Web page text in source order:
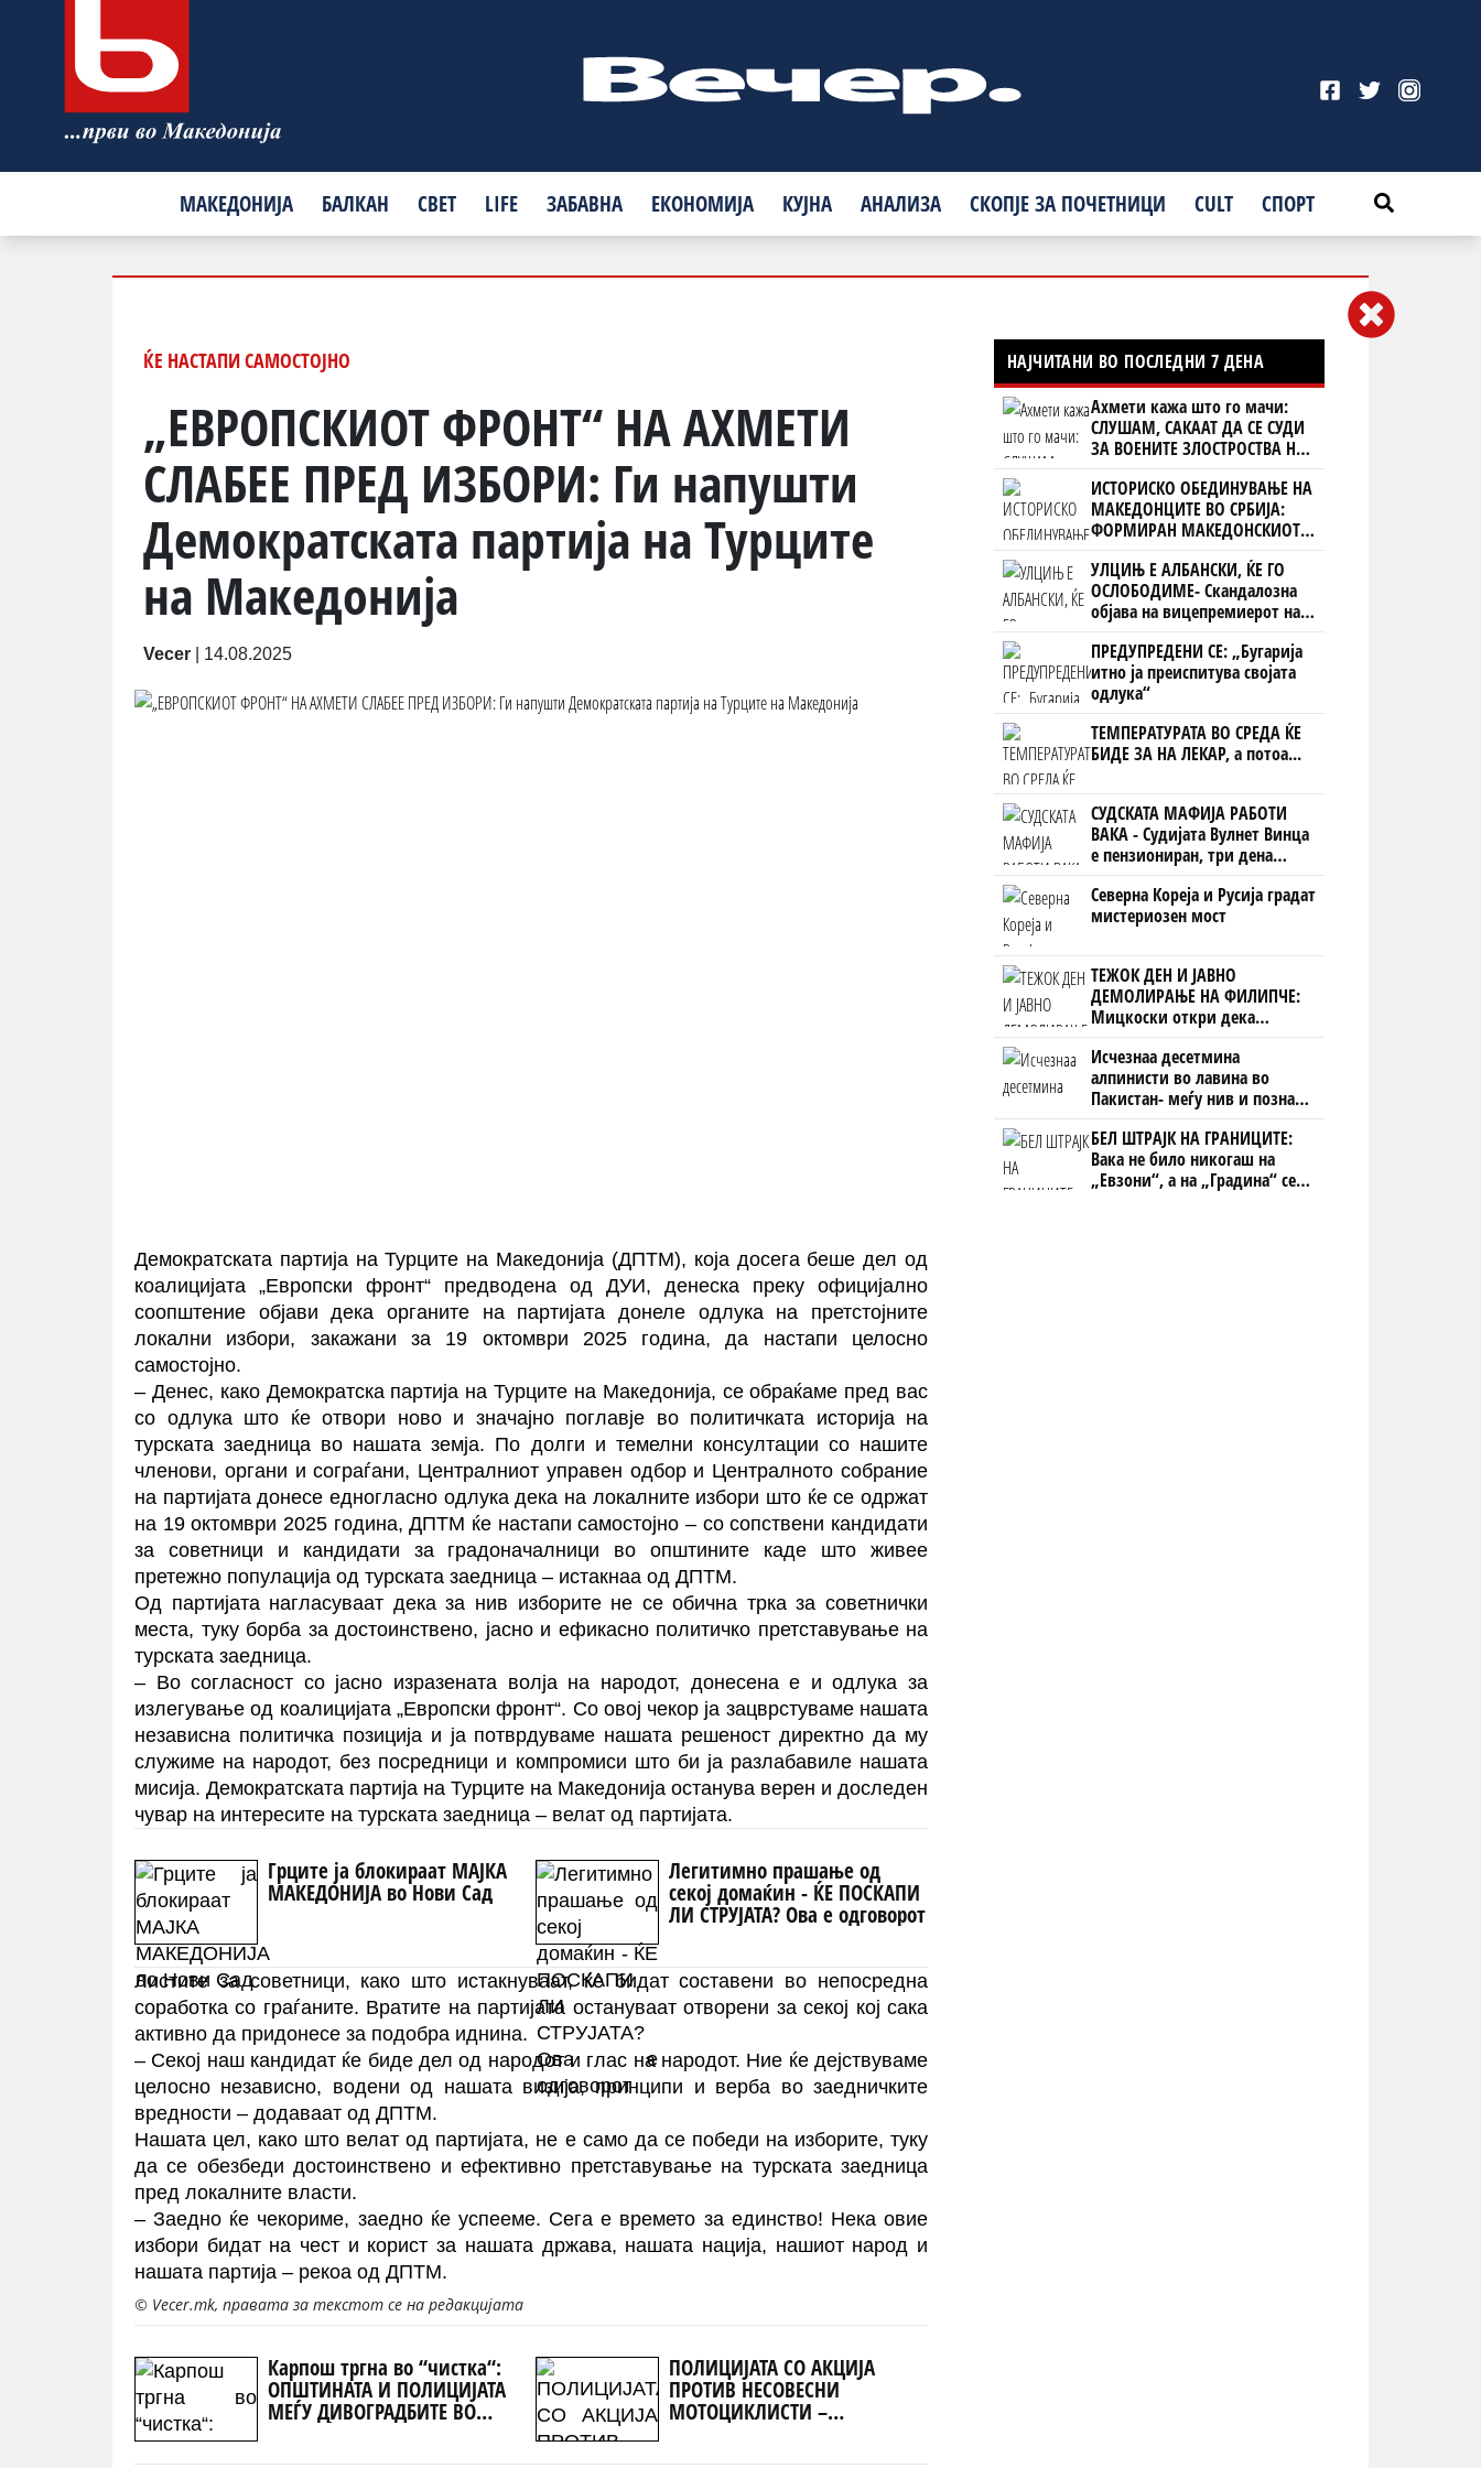
МАКЕДОНИЈА БАЛКАН СВЕТ LIFE ЗАБАВНА ЕКОНОМИЈА КУЈНА АНАЛИЗА СКОПЈЕ ЗА ПОЧЕТНИЦИ CULT СПОРТ
ЌЕ НАСТАПИ САМОСТОЈНО
„ЕВРОПСКИОТ ФРОНТ“ НА АХМЕТИ
СЛАБЕЕ ПРЕД ИЗБОРИ: Ги напушти
Демократската партија на Турците
на Македонија
Vecer 14.08.2025
Демократската партија на Турците на Македонија (ДПТМ), која досега беше дел од
коалицијата „Европски фронт“ предводена од ДУИ, денеска преку официјално
соопштение објави дека органите на партијата донеле одлука на претстојните
локални избори, закажани за 19 октомври 2025 година, да настапи целосно
самостојно.
– Денес, како Демократска партија на Турците на Македонија, се обраќаме пред вас
со одлука што ќе отвори ново и значајно поглавје во политичката историја на
турската заедница во нашата земја. По долги и темелни консултации со нашите
членови, органи и сограѓани, Централниот управен одбор и Централното собрание
на партијата донесе едногласно одлука дека на локалните избори што ќе се одржат
на 19 октомври 2025 година, ДПТМ ќе настапи самостојно – со сопствени кандидати
за советници и кандидати за градоначалници во општините каде што живее
претежно популација од турската заедница – истакнаа од ДПТМ.
Од партијата нагласуваат дека за нив изборите не се обична трка за советнички
места, туку борба за достоинствено, јасно и ефикасно политичко претставување на
турската заедница.
– Во согласност со јасно изразената волја на народот, донесена е и одлука за
излегување од коалицијата „Европски фронт“. Со овој чекор ја зацврстуваме нашата
независна политичка позиција и ја потврдуваме нашата решеност директно да му
служиме на народот, без посредници и компромиси што би ја разлабавиле нашата
мисија. Демократската партија на Турците на Македонија останува верен и доследен
чувар на интересите на турската заедница – велат од партијата.
Грците ја блокираат МАЈКА
МАКЕДОНИЈА во Нови Сад
Легитимно прашање од
секој домаќин - ЌЕ ПОСКАПИ
ЛИ СТРУЈАТА? Ова е одговорот
Листите за советници, како што истакнуваат, ќе бидат составени во непосредна
соработка со граѓаните. Вратите на партијата остануваат отворени за секој кој сака
активно да придонесе за подобра иднина.
– Секој наш кандидат ќе биде дел од народот и глас на народот. Ние ќе дејствуваме
целосно независно, водени од нашата визија, принципи и верба во заедничките
вредности – додаваат од ДПТМ.
Нашата цел, како што велат од партијата, не е само да се победи на изборите, туку
да се обезбеди достоинствено и ефективно претставување на турската заедница
пред локалните власти.
– Заедно ќе чекориме, заедно ќе успееме. Сега е времето за единство! Нека овие
избори бидат на чест и корист за нашата држава, нашата нација, нашиот народ и
нашата партија – рекоа од ДПТМ.
© Vecer.mk, правата за текстот се на редакцијата
Карпош тргна во “чистка“:
ОПШТИНАТА И ПОЛИЦИЈАТА
МЕЃУ ДИВОГРАДБИТЕ ВО
ЗЛОКУЌАНИ
ПОЛИЦИЈАТА СО АКЦИЈА
ПРОТИВ НЕСОВЕСНИ
МОТОЦИКЛИСТИ –
евидентирани над 200
НАЈЧИТАНИ ВО ПОСЛЕДНИ 7 ДЕНА
Ахмети кажа што го мачи:
СЛУШАМ, САКААТ ДА СЕ СУДИ
ЗА ВОЕНИТЕ ЗЛОСТРОСТВА НА
УЧК...
ИСТОРИСКО ОБЕДИНУВАЊЕ НА
МАКЕДОНЦИТЕ ВО СРБИЈА:
ФОРМИРАН МАКЕДОНСКИОТ
НАЦИОНАЛЕН СОЈУЗ
УЛЦИЊ Е АЛБАНСКИ, ЌЕ ГО
ОСЛОБОДИМЕ- Скандалозна
објава на вицепремиерот на
Црна Гора
ПРЕДУПРЕДЕНИ СЕ: „Бугарија
итно ја преиспитува својата
одлука“
ТЕМПЕРАТУРАТА ВО СРЕДА ЌЕ
БИДЕ ЗА НА ЛЕКАР, а потоа...
СУДСКАТА МАФИЈА РАБОТИ
ВАКА - Судијата Вулнет Винца
е пензиониран, три дена
откако му го врати пасошот
на бизнисменот Марковски
Северна Кореја и Русија градат
мистериозен мост
ТЕЖОК ДЕН И ЈАВНО
ДЕМОЛИРАЊЕ НА ФИЛИПЧЕ:
Мицкоски откри дека
човекот појма нема од
ништо, освен за кеш
Исчезнаа десетмина
алпинисти во лавина во
Пакистан- меѓу нив и познат
Непалец
БЕЛ ШТРАЈК НА ГРАНИЦИТЕ:
Вака не било никогаш на
„Евзони“, а на „Градина“ се